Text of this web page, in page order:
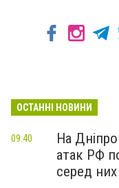
ОСТАННІ НОВИНИ
На
атак РФ
серед
09:40